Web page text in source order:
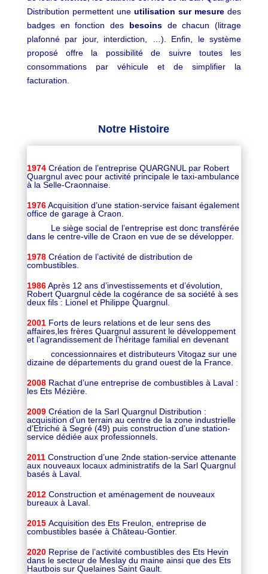
Distribution permettent une utilisation sur mesure des
badges en fonction des besoinsde chacun (litrage
plafonné par jour, interdiction, …). Enfin, le système
proposé offre la possibilité de suivre toutes les
consommations par véhicule et de simplifier la
facturation.
Notre Histoire
1974Création de l’entreprise QUARGNUL par Robert
Quargnul avec pour activité principale le taxi-ambulance
à la Selle-Craonnaise.
1976 Acquisition d’une station-service faisant également
office de garage à Craon.
Le siège social de l’entreprise est donc transférée
dans le centre-ville de Craon en vue de se développer.
1978 Création de l’activité de distribution de
combustibles.
1986 Après 12 ans d’investissements et d’évolution,
Robert Quargnul cède la cogérance de sa société à ses
deux fils : Lionel et Philippe Quargnul.
2001 Forts de leurs relations et de leur sens des
affaires,les frères Quargnul assurent le développement
et l’agrandissement de l’héritage familial en devenant
concessionnaires et distributeurs Vitogaz sur une
dizaine de départements du grand ouest de la France.
2008 Rachat d’une entreprise de combustibles à Laval :
les Ets Mézière.
2009 Création de la Sarl Quargnul Distribution :
acquisition d’un terrain au centre de la zone industrielle
d’Etriché à Segré (49) puis construction d’une station-
service dédiée aux professionnels.
2011 Construction d’une 2nde station-service attenante
aux nouveaux locaux administratifs de la Sarl Quargnul
basés à Laval.
2012 Construction et aménagement de nouveaux
bureaux à Laval.
2015 Acquisition des Ets Freulon, entreprise de
combustibles basée à Château-Gontier.
2020 Reprise de l’activité combustibles des Ets Hevin
dans le secteur de Meslay du maine ainsi que des Ets
Hautbois sur Quelaines Saint Gault.